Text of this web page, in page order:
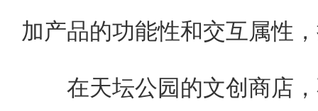
加产品的功能性和交互属性
在天坛公园的文创商店，